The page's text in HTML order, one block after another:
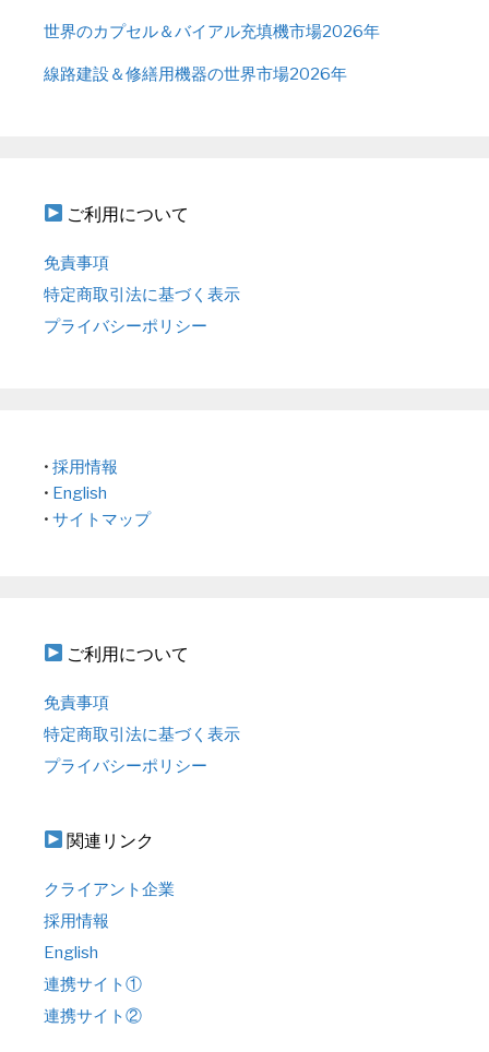
世界のカプセル＆バイアル充填機市場2026年
線路建設＆修繕用機器の世界市場2026年
ご利用について
免責事項
特定商取引法に基づく表示
プライバシーポリシー
• 採用情報
• English
• サイトマップ
ご利用について
免責事項
特定商取引法に基づく表示
プライバシーポリシー
関連リンク
クライアント企業
採用情報
English
連携サイト①
連携サイト②